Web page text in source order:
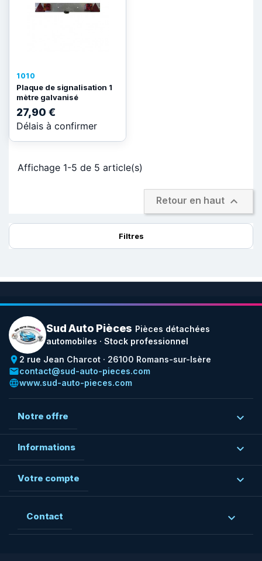
1010
Plaque de signalisation 1
mètre galvanisé
27,90 €
Délais à confirmer
Affichage 1-5 de 5 article(s)
Retour en haut 
Filtres
Sud Auto Pièces Pièces détachées
automobiles · Stock professionnel
place 2 rue Jean Charcot · 26100 Romans-sur-Isère
emailcontact@sud-auto-pieces.com
languagewww.sud-auto-pieces.com
Notre offre 
Informations 
Votre compte 
Contact 